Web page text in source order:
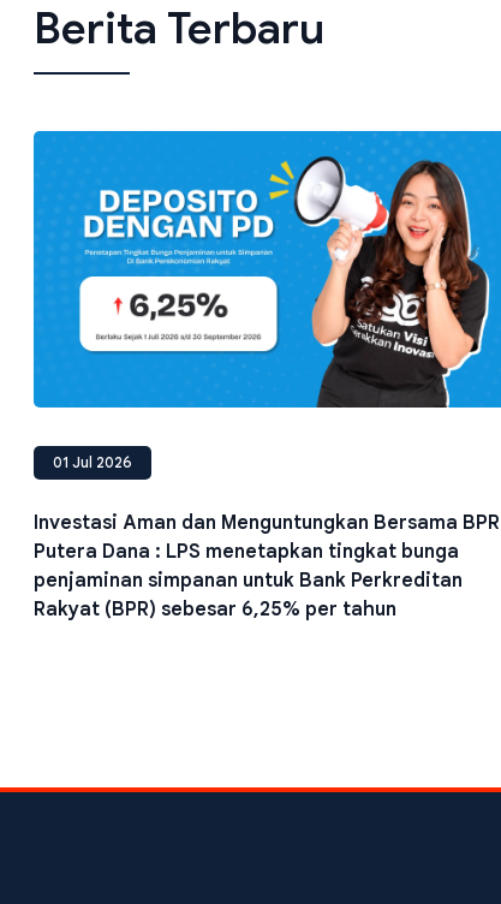
Berita Terbaru
01 Jul 2026
Investasi Aman dan Menguntungkan Bersama BPR
Putera Dana : LPS menetapkan tingkat bunga
penjaminan simpanan untuk Bank Perkreditan
Rakyat (BPR) sebesar 6,25% per tahun